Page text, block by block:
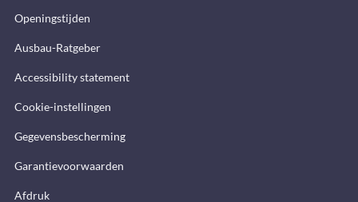
Openingstijden
Ausbau-Ratgeber
Accessibility statement
Cookie-instellingen
Gegevensbescherming
Garantievoorwaarden
Afdruk